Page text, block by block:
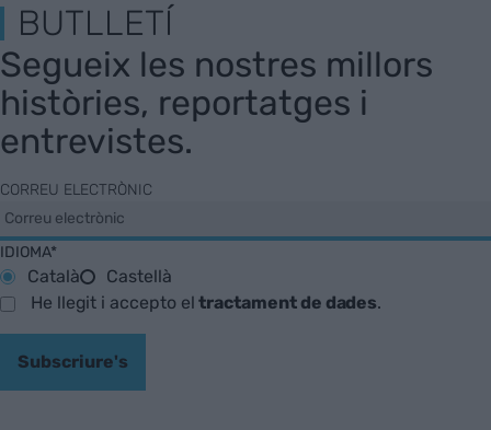
BUTLLETÍ
Segueix les nostres millors
històries, reportatges i
entrevistes.
CORREU ELECTRÒNIC
IDIOMA*
Català
Castellà
He llegit i accepto eltractament de dades.
Subscriure's